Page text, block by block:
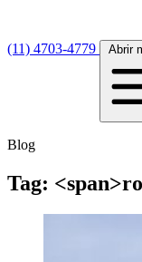
(11) 4703-4779 Abrir
Blog
Tag: